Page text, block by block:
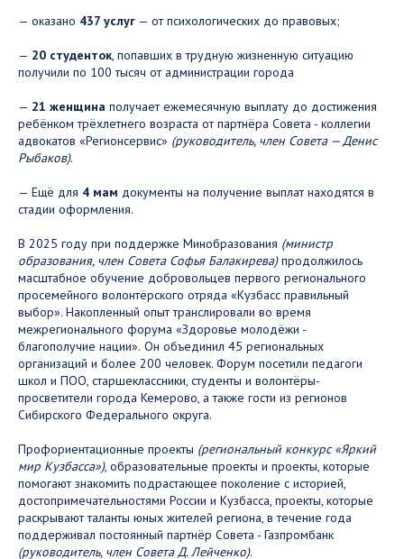
— оказано 437 услуг — от психологических до правовых;
— 20 студенток, попавших в трудную жизненную ситуацию
получили по 100 тысяч от администрации города
— 21 женщина получает ежемесячную выплату до достижения
ребёнком трёхлетнего возраста от партнёра Совета - коллегии
адвокатов «Регионсервис» (руководитель, член Совета — Денис
Рыбаков).
— Ещё для 4 мам документы на получение выплат находятся в
стадии оформления.
В 2025 году при поддержке Минобразования (министр
образования, член Совета Софья Балакирева)продолжилось
масштабное обучение добровольцев первого регионального
просемейного волонтёрского отряда «Кузбасс правильный
выбор». Накопленный опыт транслировали во время
межрегионального форума «Здоровье молодёжи -
благополучие нации». Он объединил 45 региональных
организаций и более 200 человек. Форум посетили педагоги
школ и ПОО, старшеклассники, студенты и волонтёры-
просветители города Кемерово, а также гости из регионов
Сибирского Федерального округа.
Профориентационные проекты (региональный конкурс «Яркий
мир Кузбасса»), образовательные проекты и проекты, которые
помогают знакомить подрастающее поколение с историей,
достопримечательностями России и Кузбасса, проекты, которые
раскрывают таланты юных жителей региона, в течение года
поддерживал постоянный партнёр Совета - Газпромбанк
(руководитель, член Совета Д. Лейченко).